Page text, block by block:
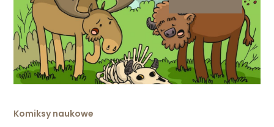
Komiksy naukowe